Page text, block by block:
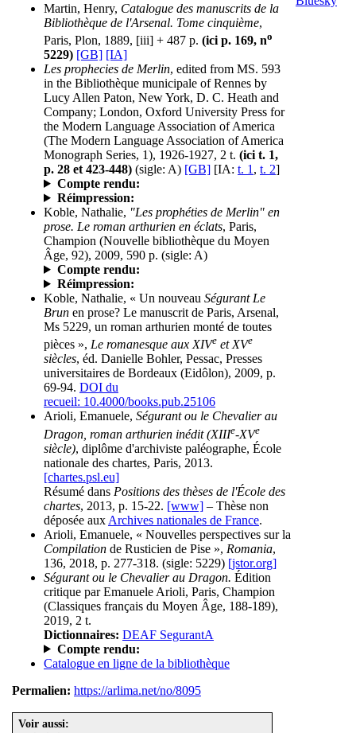
Martin, Henry, Catalogue des manuscrits de la
Bibliothèque de l'Arsenal. Tome cinquième,
Paris, Plon, 1889, [iii] + 487 p. (ici p. 169, no
5229) [GB] [IA]
Les prophecies de Merlin, edited from MS. 593
in the Bibliothèque municipale of Rennes by
Lucy Allen Paton, New York, D. C. Heath and
Company; London, Oxford University Press for
the Modern Language Association of America
(The Modern Language Association of America
Monograph Series, 1), 1926-1927, 2 t. (ici t. 1,
p. 28 et 423-448) (sigle: A) [GB] [IA: t. 1 , t. 2]
Compte rendu:
Réimpression:
Koble, Nathalie, "Les prophéties de Merlin" en
prose. Le roman arthurien en éclats, Paris,
Champion (Nouvelle bibliothèque du Moyen
Âge, 92), 2009, 590 p. (sigle: A)
Compte rendu:
Réimpression:
Koble, Nathalie, « Un nouveau Ségurant Le
Brun en prose? Le manuscrit de Paris, Arsenal,
Ms 5229, un roman arthurien monté de toutes
pièces », Le romanesque aux XIVe et XVe
siècles, éd. Danielle Bohler, Pessac, Presses
universitaires de Bordeaux (Eidôlon), 2009, p.
69-94. DOI du
recueil: 10.4000/books.pub.25106
Arioli, Emanuele, Ségurant ou le Chevalier au
Dragon, roman arthurien inédit (XIIIe-XVe
siècle), diplôme d'archiviste paléographe, École
nationale des chartes, Paris, 2013.
[chartes.psl.eu]
Résumé dans Positions des thèses de l'École des
chartes, 2013, p. 15-22. [www] – Thèse non
déposée aux Archives nationales de France.
Arioli, Emanuele, « Nouvelles perspectives sur la
Compilation de Rusticien de Pise », Romania,
136, 2018, p. 277-318. (sigle: 5229) [jstor.org]
Ségurant ou le Chevalier au Dragon. Édition
critique par Emanuele Arioli, Paris, Champion
(Classiques français du Moyen Âge, 188-189),
2019, 2 t.
Dictionnaires: DEAF SegurantA
Compte rendu:
Catalogue en ligne de la bibliothèque
Permalien: https://arlima.net/no/8095
Voir aussi: